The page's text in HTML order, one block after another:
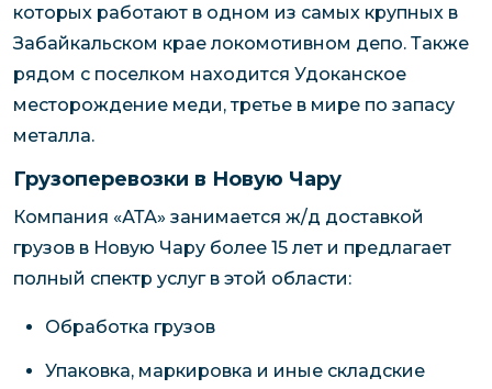
которых работают в одном из самых крупных в
Забайкальском крае локомотивном депо. Также
рядом с поселком находится Удоканское
месторождение меди, третье в мире по запасу
металла.
Грузоперевозки в Новую Чару
Компания «АТА» занимается ж/д доставкой
грузов в Новую Чару более 15 лет и предлагает
полный спектр услуг в этой области:
Обработка грузов
Упаковка, маркировка и иные складские